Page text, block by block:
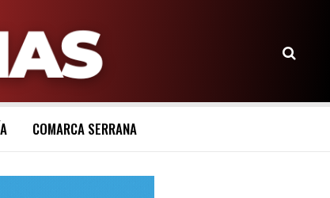
COMARCA SERRANA